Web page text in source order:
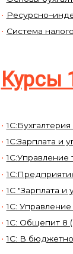
Система
Курсы
1С:Зарплата и
1С:Управление
1С "Зарплата
1C:
1С: Общепит 8
1С: В